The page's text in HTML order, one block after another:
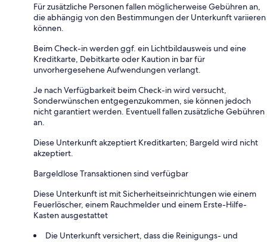
Für zusätzliche Personen fallen möglicherweise Gebühren an,
die abhängig von den Bestimmungen der Unterkunft variieren
können.
Beim Check-in werden ggf. ein Lichtbildausweis und eine
Kreditkarte, Debitkarte oder Kaution in bar für
unvorhergesehene Aufwendungen verlangt.
Je nach Verfügbarkeit beim Check-in wird versucht,
Sonderwünschen entgegenzukommen, sie können jedoch
nicht garantiert werden. Eventuell fallen zusätzliche Gebühren
an.
Diese Unterkunft akzeptiert Kreditkarten; Bargeld wird nicht
akzeptiert.
Bargeldlose Transaktionen sind verfügbar
Diese Unterkunft ist mit Sicherheitseinrichtungen wie einem
Feuerlöscher, einem Rauchmelder und einem Erste-Hilfe-
Kasten ausgestattet
Die Unterkunft versichert, dass die Reinigungs- und